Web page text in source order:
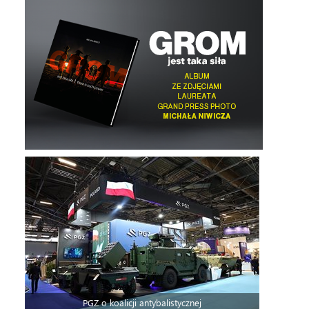
PGZ o koalicji antybalistycznej